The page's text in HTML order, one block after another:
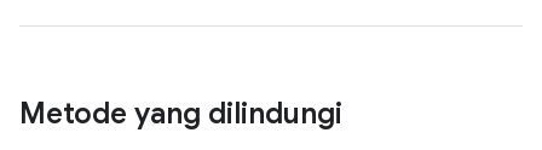
Metode yang dilindungi